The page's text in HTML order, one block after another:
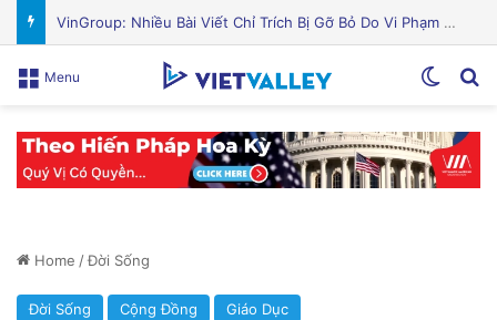
Nguyên Nhân Gây Nổ Tên Lửa Trên Bệ Phóng: Hé Lộ Từ Blue Origin
Menu
Home /Đời Sống
Đời Sống Cộng Đồng Giáo Dục